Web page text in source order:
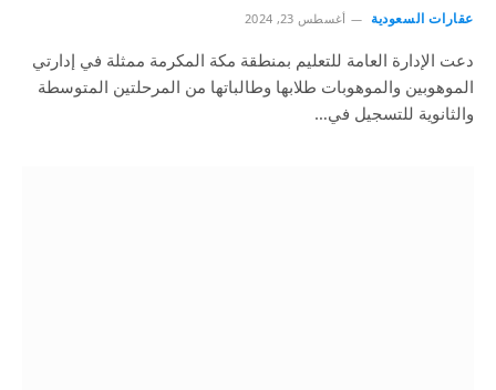
عقارات السعودية أغسطس 23, 2024
دعت الإدارة العامة للتعليم بمنطقة مكة المكرمة ممثلة في إدارتي
الموهوبين والموهوبات طلابها وطالباتها من المرحلتين المتوسطة
والثانوية للتسجيل في…